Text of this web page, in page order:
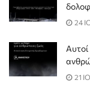
24
Αυτοί
21